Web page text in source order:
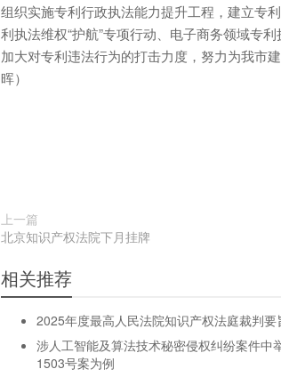
组织实施专利行政执法能力提升工程，建立专
利执法维权“护航”专项行动、电子商务领域专
加大对专利违法行为的打击力度，努力为我市
晖）
上一篇
北京知识产权法院下月挂牌
相关推荐
2025年度最高人民法院知识产权法庭裁判要
涉人工智能及算法技术秘密侵权纠纷案件
1503号案为例